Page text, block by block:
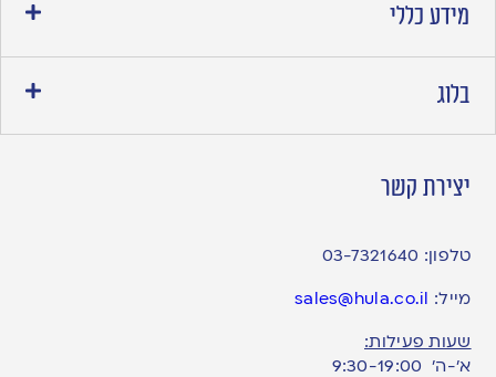
מידע כללי
בלוג
יצירת קשר
טלפון: 03-7321640
מייל: sales@hula.co.il
שעות פעילות:
א’-ה’ 9:30-19:00